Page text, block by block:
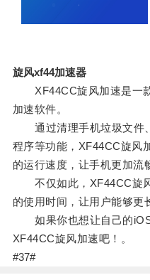
旋风xf44加速器
XF44CC旋风加速是一款
加速软件。
通过清理手机垃圾文件
程序等功能，XF44CC旋风
的运行速度，让手机更加流
不仅如此，XF44CC旋风
的使用时间，让用户能够更
如果你也想让自己的iOS
XF44CC旋风加速吧！。
#37#